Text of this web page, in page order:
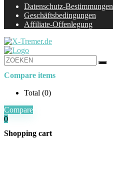
Datenschutz-Bestimmungen
Geschäftsbedingungen
Affiliate-Offenlegung
Compare items
Total (0)
Compare
0
Shopping cart